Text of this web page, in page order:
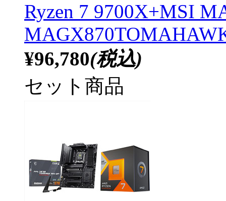
Ryzen 7 9700X+MSI
¥96,780(税込)
セット商品